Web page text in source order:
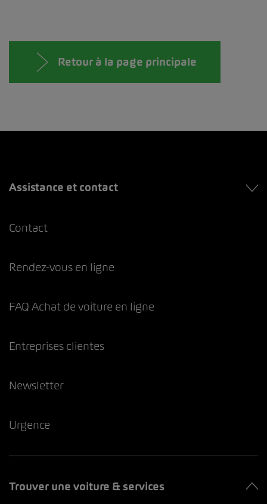
Retour à la page principale
Assistance et contact
Contact
Rendez-vous en ligne
FAQ Achat de voiture en ligne
Entreprises clientes
Newsletter
Urgence
Trouver une voiture & services